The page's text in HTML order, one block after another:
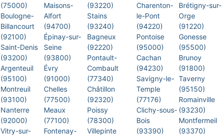
(75000)
Boulogne-
Billancourt
(92100)
Saint-Denis
(93200)
Argenteuil
(95100)
Montreuil
(93100)
Nanterre
(92000)
Vitry-sur-
Maisons-
Alfort
(94700)
Épinay-sur-
Seine
(93800)
Évry
(91000)
Chelles
(77500)
Meaux
(77100)
Fontenay-
(93220)
Stains
(93240)
Bagneux
(92220)
Pontault-
Combault
(77340)
Châtillon
(92320)
Poissy
(78300)
Villepinte
Charenton-
le-Pont
(94220)
Pontoise
(95000)
Cachan
(94230)
Savigny-le-
Temple
(77176)
Clichy-sous-
Bois
(93390)
Brétigny-sur-
Orge
(91220)
Gonesse
(95500)
Brunoy
(91800)
Taverny
(95150)
Romainville
(93230)
Montfermeil
(93370)